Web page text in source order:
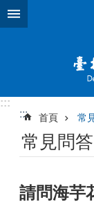
跳到主要內容區塊
:::
:::
首頁 常
常見問答
請問海芋